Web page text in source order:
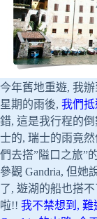
今年舊地重遊, 我
星期的雨後, 我們抵
錯, 這是我行程的
士的, 瑞士的雨竟
們去搭”隘口之旅”
參觀 Gandria, 但她
了, 遊湖的船也搭
啦!! 我不禁想到, 難